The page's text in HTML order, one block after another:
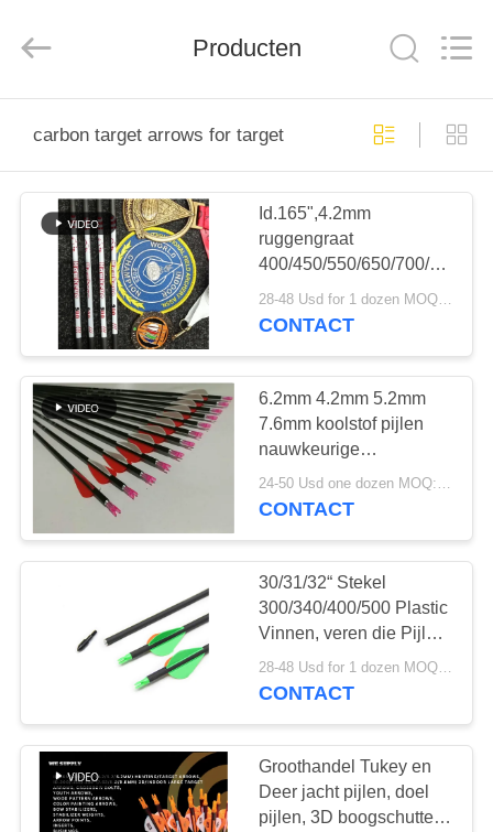
PRODUCTEN
ONGEVEER
ONS
FABRIEKSREIS
KWALITEITSCONTROLE
CONTACTEER
ONS
SITEMAP
Rights
Producten
carbon target arrows for target
Id.165",4.2mm
ruggengraat
400/450/550/650/700/800
Rechtheid.003-.001"
Kleine diameter lange
28-48 Usd for 1 dozen MOQ:2 dozens
CONTACT
6.2mm 4.2mm 5.2mm
7.6mm koolstof pijlen
nauwkeurige
koolstofvezel
boogschutters pijlen
24-50 Usd one dozen MOQ:1 dozijn
CONTACT
30/31/32“ Stekel
300/340/400/500 Plastic
Vinnen, veren die Pijlen
voor Recurve en
traditionele boog
28-48 Usd for 1 dozen MOQ:2 dozens
CONTACT
Groothandel Tukey en
Deer jacht pijlen, doel
pijlen, 3D boogschutters